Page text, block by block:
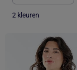
2 kleuren